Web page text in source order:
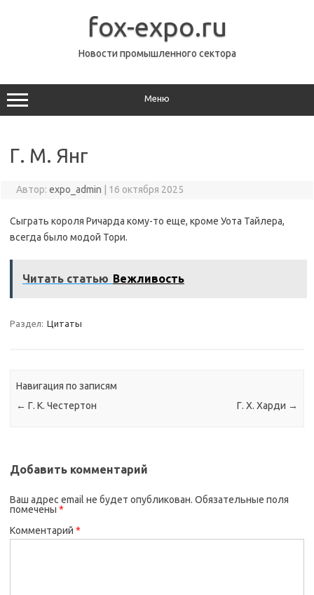
fox-expo.ru
Новости промышленного сектора
Меню
Г. М. Янг
Автор: expo_admin 16 октября 2025
Сыграть короля Ричарда кому-то еще, кроме Уота Тайлера,
всегда было модой Тори.
Читать статью Вежливость
Раздел: Цитаты
Навигация по записям
← Г. К. Честертон Г. Х. Харди →
Добавить комментарий
Ваш адрес email не будет опубликован. Обязательные поля
помечены *
Комментарий *